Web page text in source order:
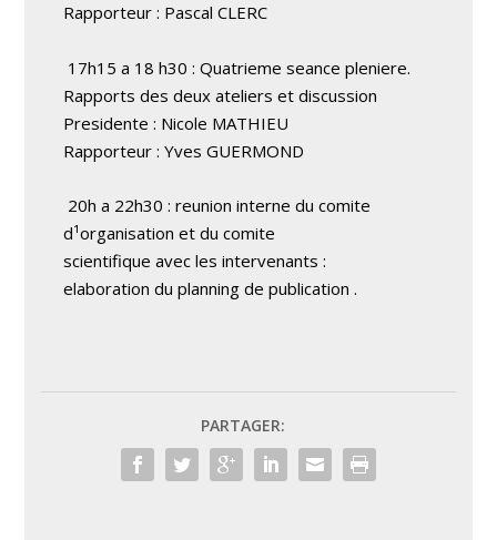
Rapporteur : Pascal CLERC
17h15 a 18 h30 : Quatrieme seance pleniere.
Rapports des deux ateliers et discussion
Presidente : Nicole MATHIEU
Rapporteur : Yves GUERMOND
20h a 22h30 : reunion interne du comite
d¹organisation et du comite
scientifique avec les intervenants :
elaboration du planning de publication .
PARTAGER: